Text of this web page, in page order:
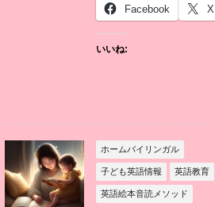
Facebook X
いいね:
ホームバイリンガル
子ども英語情報 英語教育
英語絵本音読メソッド